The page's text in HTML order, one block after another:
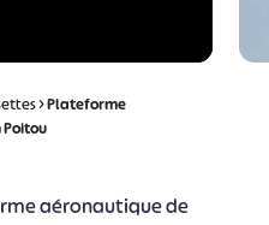
>Plateforme
Poitou
aéronautique de